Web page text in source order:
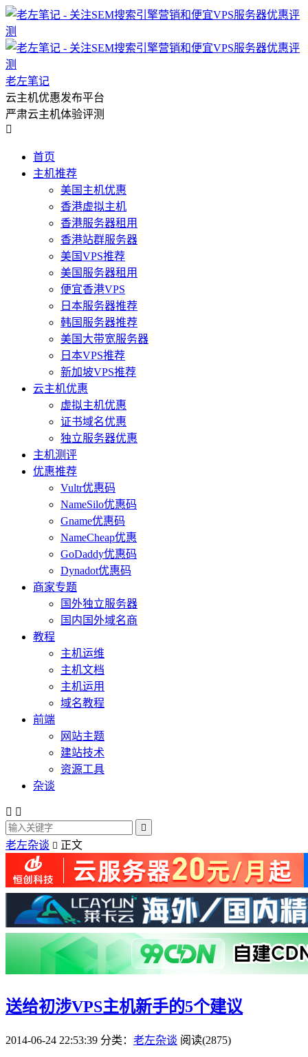
老左笔记
云主机优惠发布平台
严肃云主机体验评测

首页
主机推荐
美国主机优惠
香港虚拟主机
香港服务器租用
香港站群服务器
美国VPS推荐
美国服务器租用
便宜香港VPS
日本服务器推荐
韩国服务器推荐
美国大带宽服务器
日本VPS推荐
新加坡VPS推荐
云主机优惠
虚拟主机优惠
证书域名优惠
独立服务器优惠
主机测评
优惠推荐
Vultr优惠码
NameSilo优惠码
Gname优惠码
NameCheap优惠
GoDaddy优惠码
Dynadot优惠码
商家专题
国外独立服务器
国内国外域名商
教程
主机运维
主机文档
主机运用
域名教程
前端
网站主题
建站技术
资源工具
杂谈
 

老左杂谈  正文
送给初涉VPS主机新手的5个建议
2014-06-24 22:53:39 分类： 老左杂谈 阅读(2875)